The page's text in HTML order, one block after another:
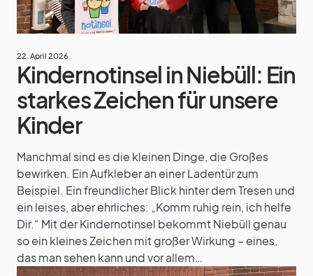
22. April 2026
Kindernotinsel in Niebüll: Ein
starkes Zeichen für unsere
Kinder
Manchmal sind es die kleinen Dinge, die Großes
bewirken. Ein Aufkleber an einer Ladentür zum
Beispiel. Ein freundlicher Blick hinter dem Tresen und
ein leises, aber ehrliches: „Komm ruhig rein, ich helfe
Dir.“ Mit der Kindernotinsel bekommt Niebüll genau
so ein kleines Zeichen mit großer Wirkung – eines,
das man sehen kann und vor allem…